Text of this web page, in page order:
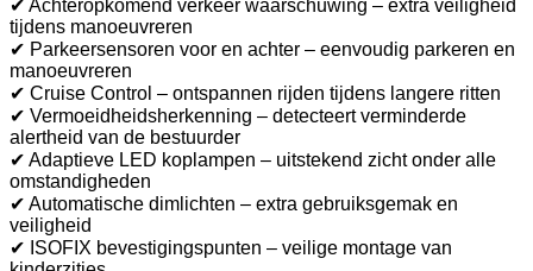
✔ Achteropkomend verkeer waarschuwing – extra veiligheid
tijdens manoeuvreren
✔ Parkeersensoren voor en achter – eenvoudig parkeren en
manoeuvreren
✔ Cruise Control – ontspannen rijden tijdens langere ritten
✔ Vermoeidheidsherkenning – detecteert verminderde
alertheid van de bestuurder
✔ Adaptieve LED koplampen – uitstekend zicht onder alle
omstandigheden
✔ Automatische dimlichten – extra gebruiksgemak en
veiligheid
✔ ISOFIX bevestigingspunten – veilige montage van